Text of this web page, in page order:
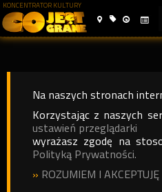
KONCENTRATOR KULTURY
Na naszych stronach
Korzystając z naszych
ustawień przeglądarki
wyrażasz zgodę na
Polityką Prywatności.
» ROZUMIEM I AKCEPTUJĘ